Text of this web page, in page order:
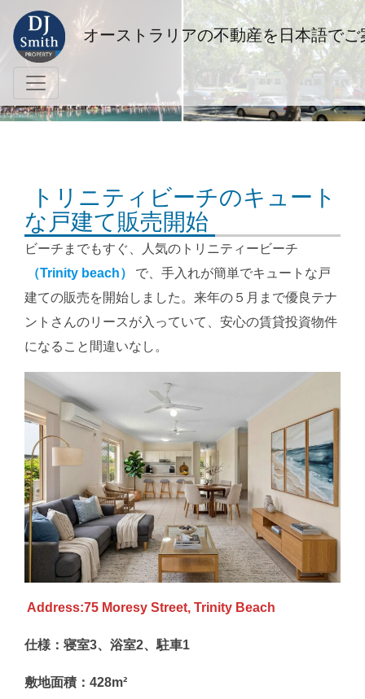
オーストラリアの不動産を日本語でご
トリニティビーチのキュート
な戸建て販売開始
ビーチまでもすぐ、人気のトリニティービーチ
（Trinity beach）
で、手入れが簡単でキュートな戸
建ての販売を開始しました。来年の５月まで優良テナ
ントさんのリースが入っていて、安心の賃貸投資物件
になること間違いなし。
Address:75 Moresy Street, Trinity Beach
仕様：寝室3、浴室2、駐車1
敷地面積：428m²